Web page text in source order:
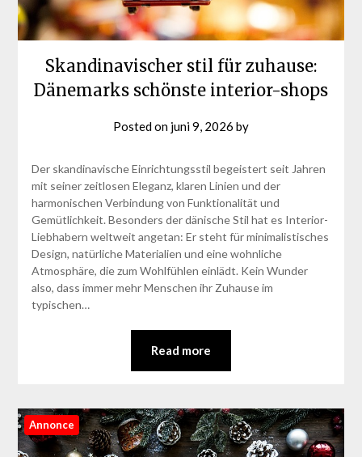
Skandinavischer stil für zuhause:
Dänemarks schönste interior-shops
Posted on juni 9, 2026 by
Der skandinavische Einrichtungsstil begeistert seit Jahren
mit seiner zeitlosen Eleganz, klaren Linien und der
harmonischen Verbindung von Funktionalität und
Gemütlichkeit. Besonders der dänische Stil hat es Interior-
Liebhabern weltweit angetan: Er steht für minimalistisches
Design, natürliche Materialien und eine wohnliche
Atmosphäre, die zum Wohlfühlen einlädt. Kein Wunder
also, dass immer mehr Menschen ihr Zuhause im
typischen…
Read more
Annonce